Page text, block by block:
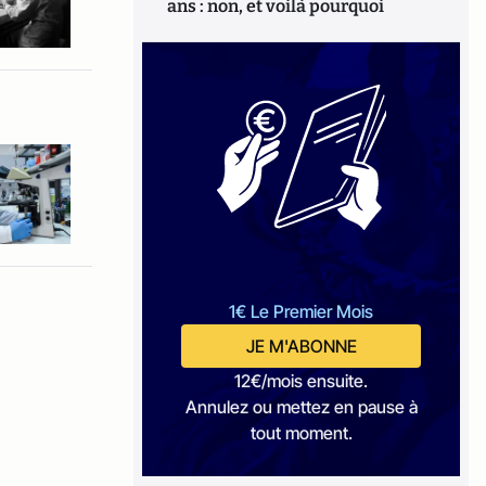
ans : non, et voilà pourquoi
1€ Le Premier Mois
JE M'ABONNE
12€/mois ensuite.
Annulez ou mettez en pause à
tout moment.